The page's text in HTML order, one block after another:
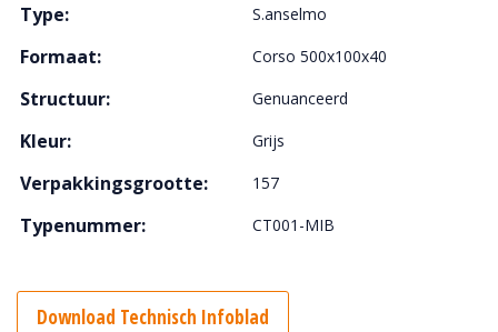
Type: S.anselmo
Formaat: Corso 500x100x40
Structuur: Genuanceerd
Kleur: Grijs
Verpakkingsgrootte: 157
Typenummer: CT001-MIB
Download Technisch Infoblad